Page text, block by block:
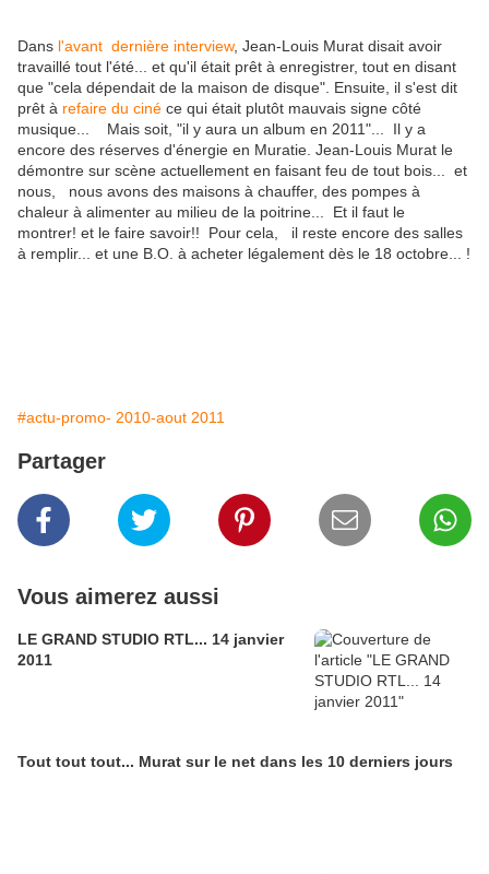
Dans l'avant dernière interview, Jean-Louis Murat disait avoir
travaillé tout l'été... et qu'il était prêt à enregistrer, tout en disant
que "cela dépendait de la maison de disque". Ensuite, il s'est dit
prêt à refaire du ciné ce qui était plutôt mauvais signe côté
musique... Mais soit, "il y aura un album en 2011"... Il y a
encore des réserves d'énergie en Muratie. Jean-Louis Murat le
démontre sur scène actuellement en faisant feu de tout bois... et
nous, nous avons des maisons à chauffer, des pompes à
chaleur à alimenter au milieu de la poitrine... Et il faut le
montrer! et le faire savoir!! Pour cela, il reste encore des salles
à remplir... et une B.O. à acheter légalement dès le 18 octobre... !
#actu-promo- 2010-aout 2011
Partager
Vous aimerez aussi
LE GRAND STUDIO RTL... 14 janvier
2011
Tout tout tout... Murat sur le net dans les 10 derniers jours